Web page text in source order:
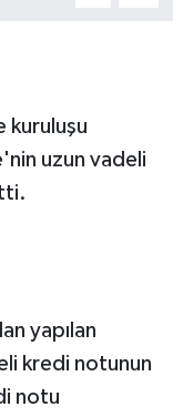
kuruluşu
uzun vadeli
yapılan
kredi notunun
notu